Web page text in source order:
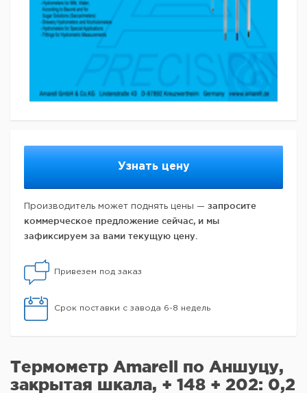
Узнать цену
Производитель может поднять цены — запросите
коммерческое предложение сейчас, и мы
зафиксируем за вами текущую цену.
Привезем под заказ
Срок поставки с завода 6-8 недель
Термометр Amarell по Аншуцу,
закрытая шкала, + 148 + 202: 0,2